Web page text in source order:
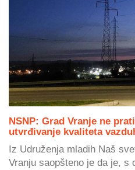
NSNP: Grad Vranje ne
utvrđivanje kvaliteta
Iz Udruženja mladih Naš
Vranju saopšteno je da je, s